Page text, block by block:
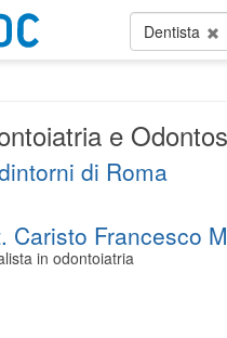
Dentista
e
di Roma
Caristo Francesco
in odontoiatria